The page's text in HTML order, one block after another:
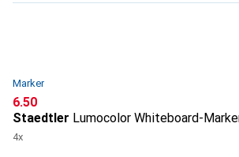
Marker
CHF
6.50
Staedtler Lumocolor Whiteboard-
4x